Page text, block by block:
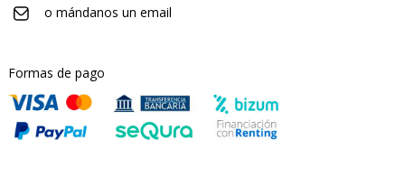
o mándanos un email
Formas de pago